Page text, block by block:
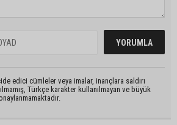
edici cümleler veya imalar, inançlara saldırı
Türkçe karakter kullanılmayan ve büyük